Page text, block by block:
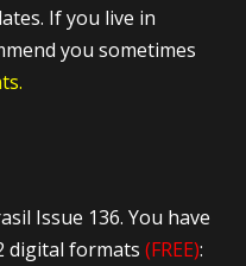
If you live in
you sometimes
Issue 136. You have
digital formats(FREE):